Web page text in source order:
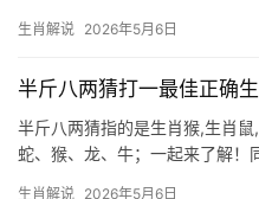
去了皮”暗藏玄机，谜底指向生
生肖解说 2026年5月6日
半斤八两猜打一最佳正确
半斤八两猜指的是生肖猴,生肖鼠
蛇、猴、龙、牛；一起来了解！
生肖解说 2026年5月6日